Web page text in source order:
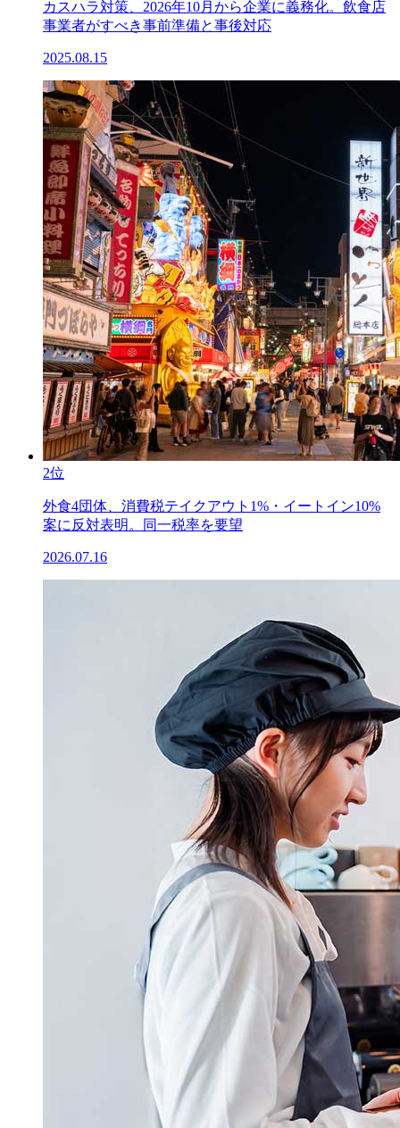
カスハラ対策、2026年10月から企業に義務化。飲食店
事業者がすべき事前準備と事後対応
2025.08.15
2位
外食4団体、消費税テイクアウト1%・イートイン10%
案に反対表明。同一税率を要望
2026.07.16